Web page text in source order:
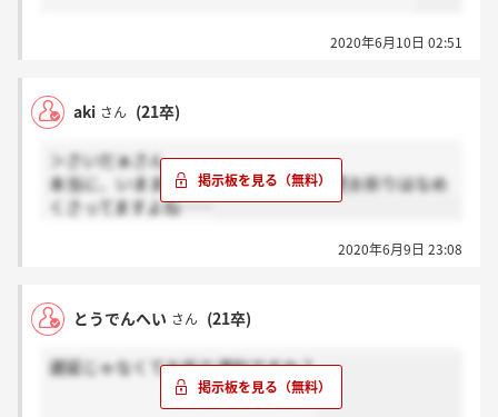
2020年6月10日 02:51
aki さん (21卒)
＞さいだぁさん
本当に、いままで連絡一切なしで、今更お祈りはなめ
くさってますよね……
2020年6月9日 23:08
とうでんへい さん (21卒)
遅延じゃなくてお祈り通知ですか？